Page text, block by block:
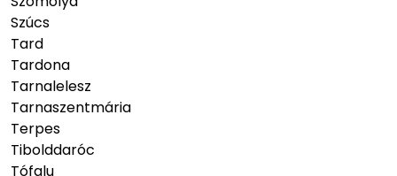
Szúcs
Tard
Tardona
Tarnalelesz
Tarnaszentmária
Terpes
Tibolddaróc
Tófalu